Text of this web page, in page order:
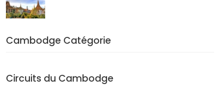
Cambodge Catégorie
Circuits du Cambodge